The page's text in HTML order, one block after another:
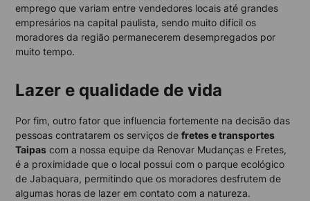
emprego que variam entre vendedores locais até grandes
empresários na capital paulista, sendo muito difícil os
moradores da região permanecerem desempregados por
muito tempo.
Lazer e qualidade de vida
Por fim, outro fator que influencia fortemente na decisão das
pessoas contratarem os serviços defretes e transportes
Taipas com a nossa equipe da Renovar Mudanças e Fretes,
é a proximidade que o local possui com o parque ecológico
de Jabaquara, permitindo que os moradores desfrutem de
algumas horas de lazer em contato com a natureza.